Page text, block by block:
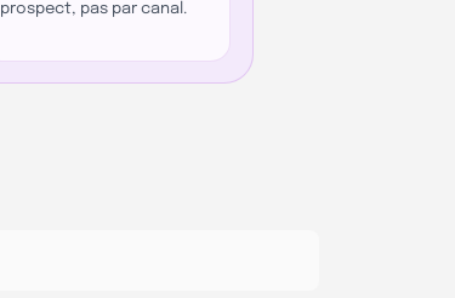
prospect, pas par canal.